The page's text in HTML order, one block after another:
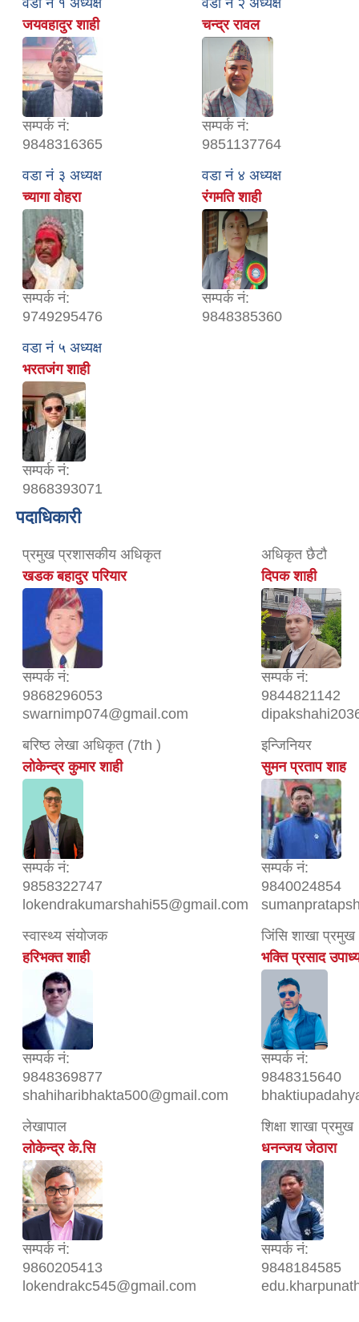
वडा नं १ अध्यक्ष
जयवहादुर शाही
सम्पर्क नं:
9848316365
वडा नं २ अध्यक्ष
चन्द्र रावल
सम्पर्क नं:
9851137764
वडा नं ३ अध्यक्ष
च्यागा वोहरा
सम्पर्क नं:
9749295476
वडा नं ४ अध्यक्ष
रंगमति शाही
सम्पर्क नं:
9848385360
वडा नं ५ अध्यक्ष
भरतजंग शाही
सम्पर्क नं:
9868393071
पदाधिकारी
प्रमुख प्रशासकीय अधिकृत
खडक बहादुर परियार
सम्पर्क नं:
9868296053
swarnimp074@gmail.com
अधिकृत छैटौ
दिपक शाही
सम्पर्क नं:
9844821142
बरिष्ठ लेखा अधिकृत (7th )
लोकेन्द्र कुमार शाही
सम्पर्क नं:
9858322747
lokendrakumarshahi55@gmail.com
इन्जिनियर
सुमन प्रताप शाह
सम्पर्क नं:
9840024854
स्वास्थ्य संयोजक
हरिभक्त शाही
सम्पर्क नं:
9848369877
shahiharibhakta500@gmail.com
जिंसि शाखा प्रमुख
भक्ति प्रसाद
सम्पर्क नं:
9848315640
लेखापाल
लोकेन्द्र के.सि
सम्पर्क नं:
9860205413
lokendrakc545@gmail.com
शिक्षा शाखा प्रमुख
धनन्जय जेठारा
सम्पर्क नं:
9848184585